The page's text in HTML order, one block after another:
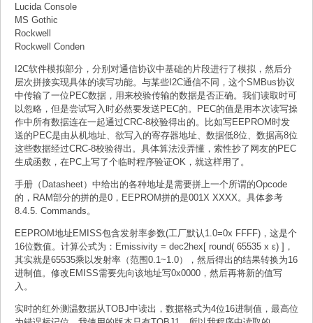
Lucida Console
MS Gothic
Rockwell
Rockwell Conden
I2C软件模拟部分，分别对通信协议中基础的片段进行了模拟，然后分
层次拼接实现具体的读写功能。与某些I2C通信不同，这个SMBus协议
中传输了一位PEC数据，用来校验传输的数据是否正确。我们读取时可
以忽略，但是尝试写入时必然要发送PEC的。PEC的值是用本次读写操
作中所有数据连在一起通过CRC-8校验得出的。比如写EEPROM时发
送的PEC是由从机地址、欲写入的寄存器地址、数据低8位、数据高8位
这些数据经过CRC-8校验得出。具体算法没弄懂，索性抄了网友的PEC
生成函数，在PC上写了个临时程序验证OK，就这样用了。
手册（Datasheet）中给出的各种地址是需要拼上一个所谓的Opcode
的，RAM部分的拼的是0，EEPROM拼的是001X XXXX。具体参考
8.4.5. Commands。
EEPROM地址EMISS包含发射率参数(工厂默认1.0=0x FFFF)，这是个
16位数值。计算公式为：Emissivity = dec2hex[ round( 65535 x ε) ]，
其实就是65535乘以发射率（范围0.1~1.0），然后得出的结果转换为16
进制值。修改EMISS需要先向该地址写0x0000，然后再将新的值写
入。
实时的红外测温数据从TOBJ中读出，数据格式为4位16进制值，最高位